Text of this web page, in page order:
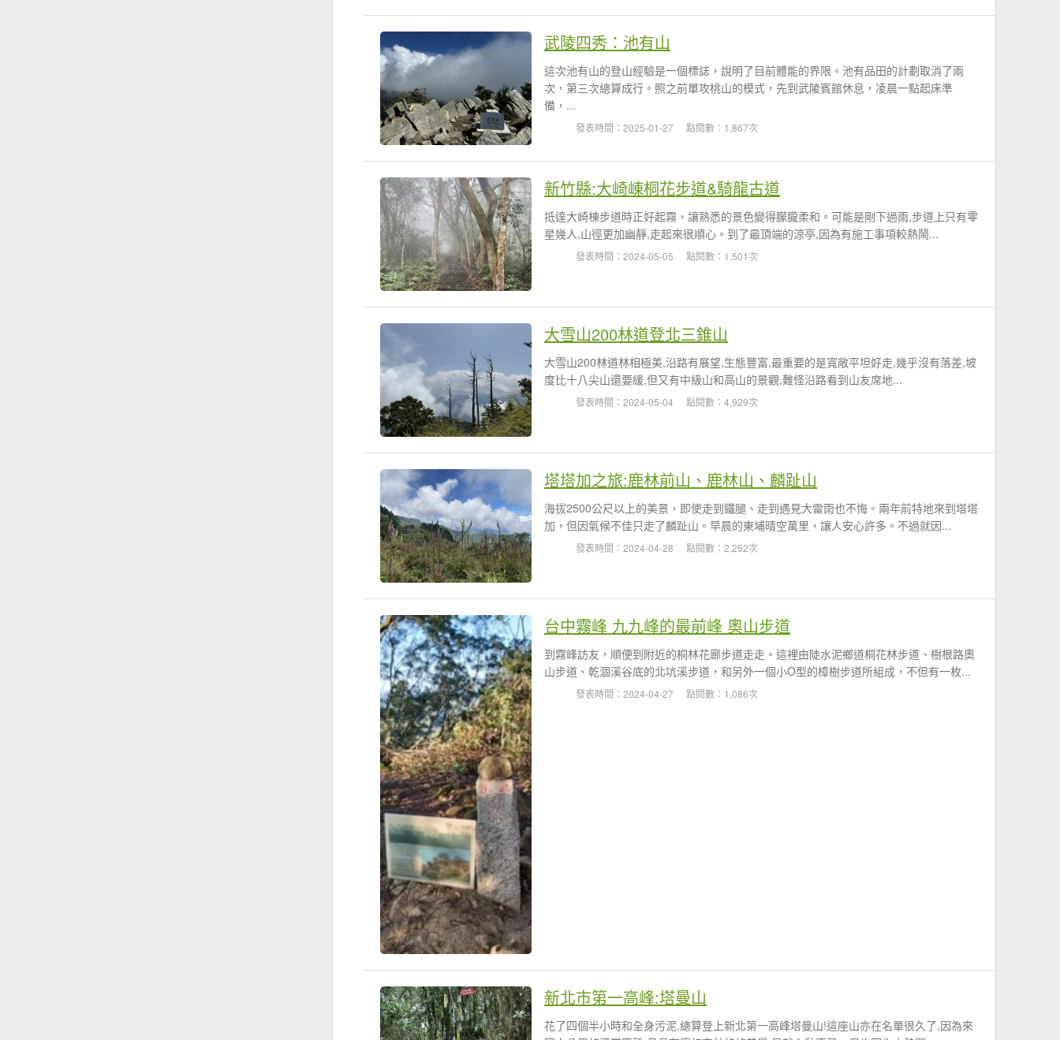
武陵四秀：池有山
這次池有山的登山經驗是一個標誌，說明了目前體能的界限。池有品田的計劃取消了兩
次，第三次總算成行。照之前單攻桃山的模式，先到武陵賓館休息，凌晨一點起床準
備，...
發表時間：2025-01-27 點閱數：1,867次
新竹縣:大崎崠桐花步道&騎龍古道
抵達大崎棟步道時正好起霧，讓熟悉的景色變得朦朧柔和。可能是剛下過雨,步道上只有零
星幾人,山徑更加幽靜,走起來很順心。到了最頂端的涼亭,因為有施工事項較熱鬧...
發表時間：2024-05-05 點閱數：1,501次
大雪山200林道登北三錐山
大雪山200林道林相極美,沿路有展望,生態豐富,最重要的是寬敞平坦好走,幾乎沒有落差,坡
度比十八尖山還要緩,但又有中級山和高山的景觀,難怪沿路看到山友席地...
發表時間：2024-05-04 點閱數：4,929次
塔塔加之旅:鹿林前山、鹿林山、麟趾山
海拔2500公尺以上的美景，即使走到鐵腿、走到遇見大雷雨也不悔。兩年前特地來到塔塔
加，但因氣候不佳只走了麟趾山。早晨的東埔晴空萬里，讓人安心許多。不過就因...
發表時間：2024-04-28 點閱數：2,252次
台中霧峰 九九峰的最前峰 奧山步道
到霧峰訪友，順便到附近的桐林花廊步道走走。這裡由陡水泥鄉道桐花林步道、樹根路奧
山步道、乾涸溪谷底的北坑溪步道，和另外一個小O型的樟樹步道所組成，不但有一枚...
發表時間：2024-04-27 點閱數：1,086次
新北市第一高峰:塔曼山
花了四個半小時和全身污泥,總算登上新北第一高峰塔曼山!這座山亦在名單很久了,因為來